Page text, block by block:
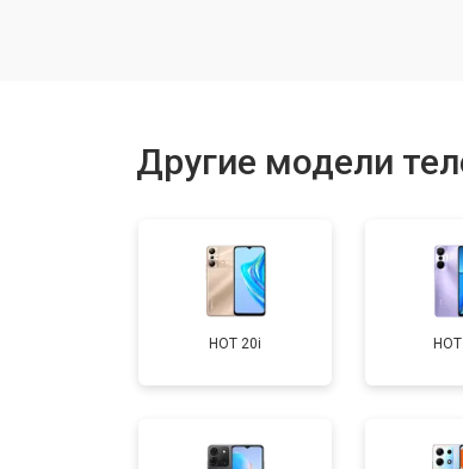
Замена дисплея (экрана)
Замена кнопки включения
Другие модели
HOT 20i